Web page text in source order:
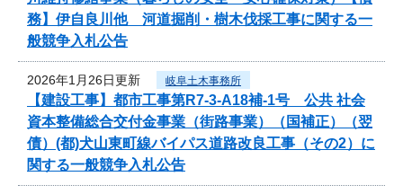
務】伊自良川他 河道掘削・樹木伐採工事に関する一
般競争入札公告
2026年1月26日更新 岐阜土木事務所
【建設工事】都市工事第R7-3-A18補-1号 公共 社会
資本整備総合交付金事業（街路事業）（国補正）（翌
債）(都)犬山東町線バイパス道路改良工事（その2）に
関する一般競争入札公告